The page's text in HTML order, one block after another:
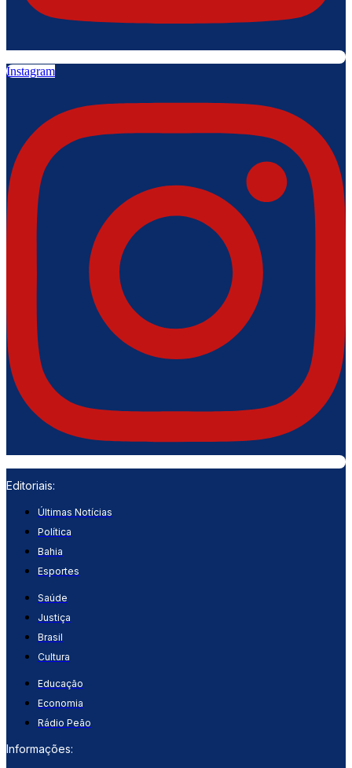
Instagram
Editoriais:
Últimas Notícias
Política
Bahia
Esportes
Saúde
Justiça
Brasil
Cultura
Educação
Economia
Rádio Peão
Informações: